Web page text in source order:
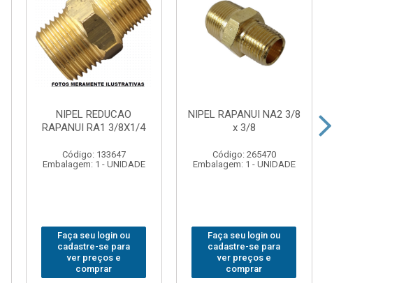
NIPEL REDUCAO
RAPANUI RA1 3/8X1/4
Código: 133647
Embalagem: 1 - UNIDADE
Faça seu login ou
cadastre-se para
ver preços e
comprar
NIPEL RAPANUI NA2 3/8
x 3/8
Código: 265470
Embalagem: 1 - UNIDADE
Faça seu login ou
cadastre-se para
ver preços e
comprar